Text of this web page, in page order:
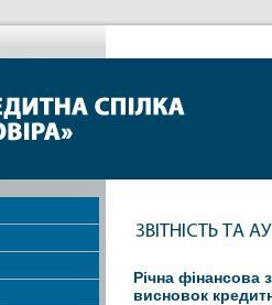
Річна фінансова
висновок